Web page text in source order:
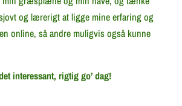
og lærerigt at ligge mine erfaring og
online, så andre muligvis også kunne
interessant, rigtig go’ dag!